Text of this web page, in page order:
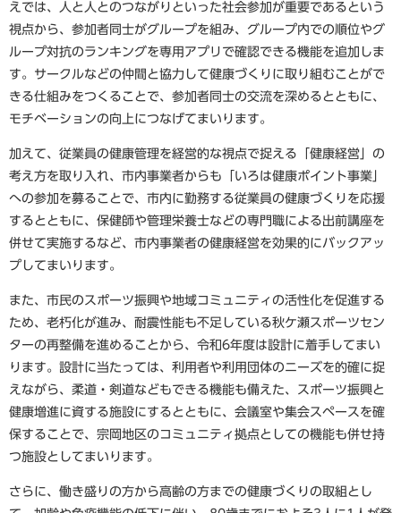
えでは、人と人とのつながりといった社会参加が重要であるという
視点から、参加者同士がグループを組み、グループ内での順位やグ
ループ対抗のランキングを専用アプリで確認できる機能を追加しま
す。サークルなどの仲間と協力して健康づくりに取り組むことがで
きる仕組みをつくることで、参加者同士の交流を深めるとともに、
モチベーションの向上につなげてまいります。
加えて、従業員の健康管理を経営的な視点で捉える「健康経営」の
考え方を取り入れ、市内事業者からも「いろは健康ポイント事業」
への参加を募ることで、市内に勤務する従業員の健康づくりを応援
するとともに、保健師や管理栄養士などの専門職による出前講座を
併せて実施するなど、市内事業者の健康経営を効果的にバックアッ
プしてまいります。
また、市民のスポーツ振興や地域コミュニティの活性化を促進する
ため、老朽化が進み、耐震性能も不足している秋ケ瀬スポーツセン
ターの再整備を進めることから、令和6年度は設計に着手してまい
ります。設計に当たっては、利用者や利用団体のニーズを的確に捉
えながら、柔道・剣道などもできる機能も備えた、スポーツ振興と
健康増進に資する施設にするとともに、会議室や集会スペースを確
保することで、宗岡地区のコミュニティ拠点としての機能も併せ持
つ施設としてまいります。
さらに、働き盛りの方から高齢の方までの健康づくりの取組とし